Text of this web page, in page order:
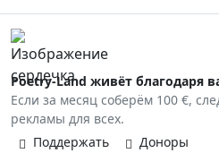
Poetry-Land живёт благодаря
Если за месяц соберём 100 €,
рекламы для всех.
Поддержать
Доноры